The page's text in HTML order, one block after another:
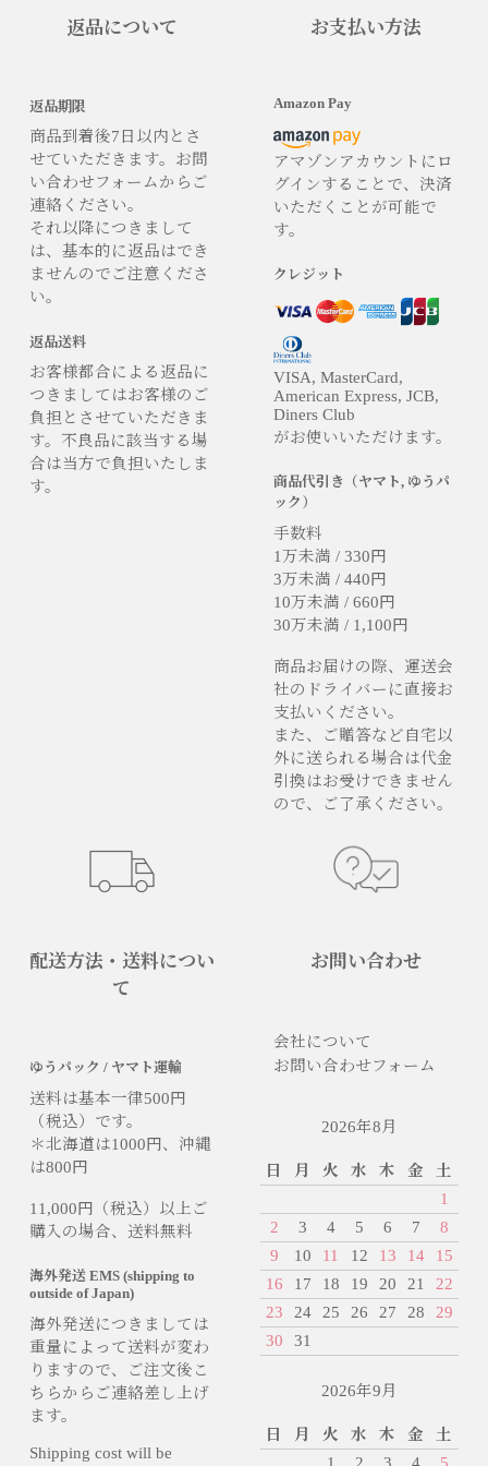
返品について
返品期限
商品到着後7日以内とさ
せていただきます。お問
い合わせフォームからご
連絡ください。
それ以降につきまして
は、基本的に返品はでき
ませんのでご注意くださ
い。
返品送料
お客様都合による返品に
つきましてはお客様のご
負担とさせていただきま
す。不良品に該当する場
合は当方で負担いたしま
す。
お支払い方法
Amazon Pay
アマゾンアカウントにロ
グインすることで、決済
いただくことが可能で
す。
クレジット
VISA, MasterCard,
American Express, JCB,
Diners Club
がお使いいただけます。
商品代引き（ヤマト, ゆうパ
ック）
手数料
1万未満 / 330円
3万未満 / 440円
10万未満 / 660円
30万未満 / 1,100円
商品お届けの際、運送会
社のドライバーに直接お
支払いください。
また、ご贈答など自宅以
外に送られる場合は代金
引換はお受けできません
ので、ご了承ください。
配送方法・送料につい
て
ゆうパック / ヤマト運輸
送料は基本一律500円
（税込）です。
＊北海道は1000円、沖縄
は800円
11,000円（税込）以上ご
購入の場合、送料無料
海外発送 EMS (shipping to
outside of Japan)
海外発送につきましては
重量によって送料が変わ
りますので、ご注文後こ
ちらからご連絡差し上げ
ます。
Shipping cost will be
お問い合わせ
会社について
お問い合わせフォーム
2026年8月
日 月 火 水 木 金
土
1
2
3 4 5 6 7
8
9
10 11 12 13 14
15
16
17 18 19 20 21
22
23
24 25 26 27 28
29
30
31
2026年9月
日 月 火 水 木 金
土